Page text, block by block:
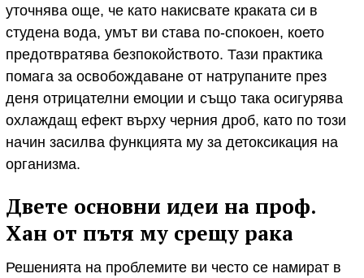
уточнява още, че като накисвате краката си в
студена вода, умът ви става по-спокоен, което
предотвратява безпокойството. Тази практика
помага за освобождаване от натрупаните през
деня отрицателни емоции и също така осигурява
охлаждащ ефект върху черния дроб, като по този
начин засилва функцията му за детоксикация на
организма.
Двете основни идеи на проф.
Хан от пътя му срещу рака
Решенията на проблемите ви често се намират в